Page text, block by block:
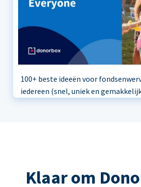
100+ beste ideeën voor
iedereen (snel, uniek en
Klaar om